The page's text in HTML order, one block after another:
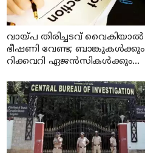
വായ്പ തിരിച്ചടവ് വൈകിയാൽ
ഭീഷണി വേണ്ട; ബാങ്കുകൾക്കും
റിക്കവറി ഏജൻസികൾക്കും
ആർ ബി ഐ